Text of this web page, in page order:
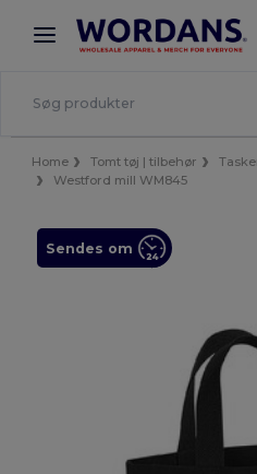
× Wordans-app
Bedre priser i appen!
Home Tomt tøj | tilbehør
Westford mill WM845
Sendes om